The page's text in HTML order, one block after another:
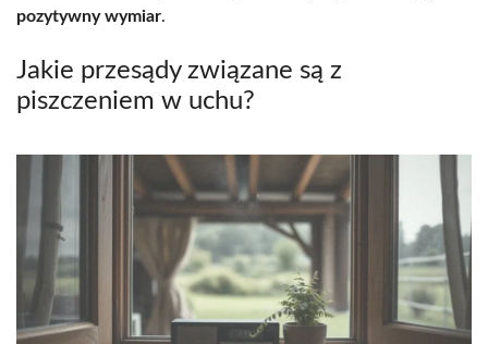
pozytywny wymiar.
Jakie przesądy związane są z
piszczeniem w uchu?